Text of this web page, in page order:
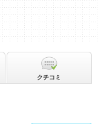
クチコミ